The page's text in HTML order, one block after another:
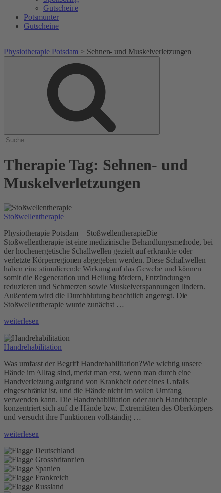
Gutscheine
Potsmunter
Gutscheine
Physiotherapie Potsdam > Sehnen- und Muskelverletzungen
Therapie Tag: Sehnen- und
Muskelverletzungen
Stoßwellentherapie
Physiotherapie Potsdam – StoßwellentherapieDie
Stoßwellentherapie ist eine medizinische Behandlungsmethode, bei
der hochenergetische Schallwellen gezielt auf erkrankte oder
verletzte Körperregionen abgegeben werden. Diese Schallwellen
haben eine stimulierende Wirkung auf das Gewebe und können
somit die Regeneration und Heilung fördern, Entzündungen
reduzieren und Schmerzen sowie Muskelverspannungen lindern.
Außerdem wird die Durchblutung beachtlich angeregt. Die
Stoßwellentherapie wurde zunächst …
„Stoßwellentherapie“
weiterlesen
Handrehabilitation
Was umfasst der Begriff Handrehabilitation?Wie wichtig unsere
Hände im Alltag sind, merkt man erst, wenn man durch eine
Handverletzung aufgrund von Krankheit oder eines Unfalls
eingeschränkt ist, und die Hände nicht im vollen Umfang
verwenden kann. Die Handrehabilitation oder auch Handtherapie
konzentriert sich auf die Hände bzw. Extremitäten des Oberkörpers
und versucht ihre Funktionen vollständig …
„Handrehabilitation“
weiterlesen